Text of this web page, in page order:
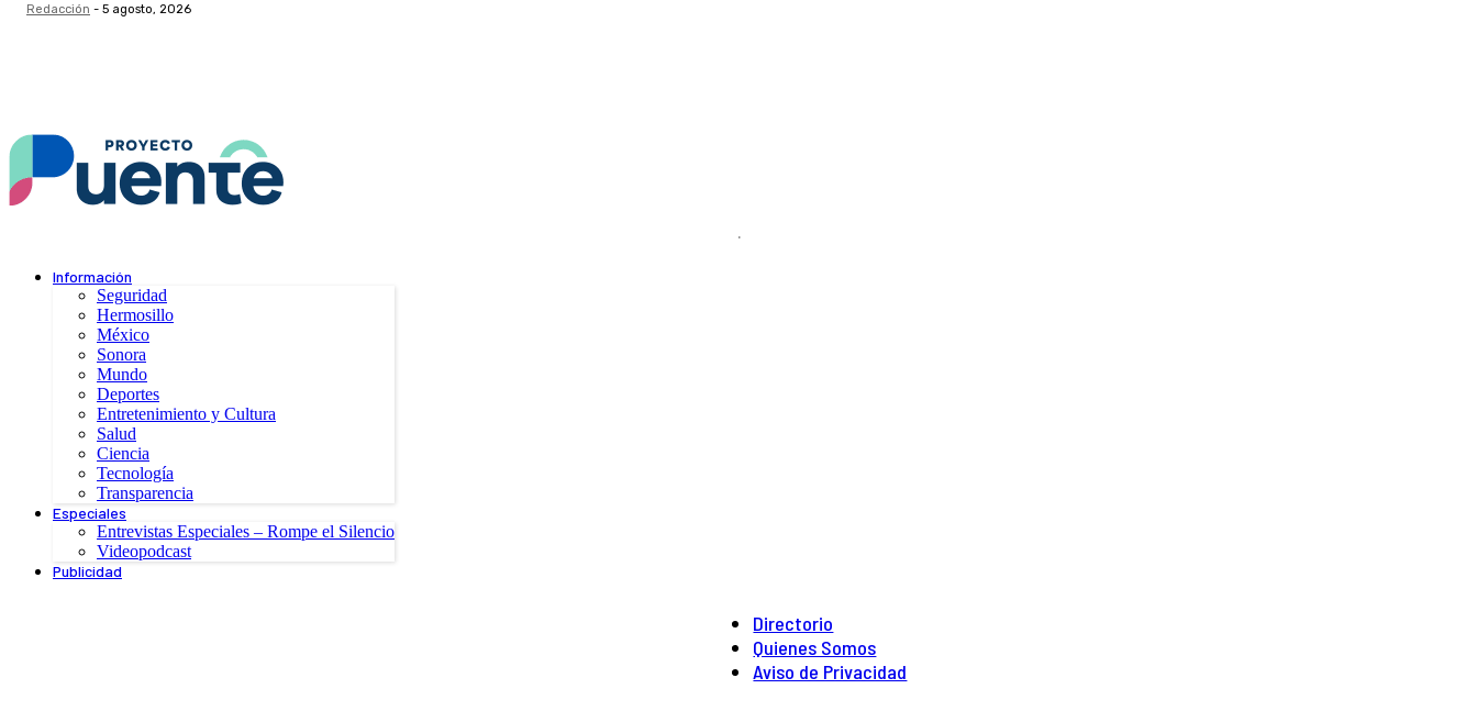
Redacción - 5 agosto, 2026
.
Información
Seguridad
Hermosillo
México
Sonora
Mundo
Deportes
Entretenimiento y Cultura
Salud
Ciencia
Tecnología
Transparencia
Especiales
Entrevistas Especiales – Rompe el Silencio
Videopodcast
Publicidad
Directorio
Quienes Somos
Aviso de Privacidad